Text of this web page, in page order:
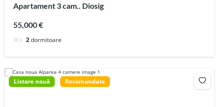
Apartament 3 cam.. Diosig
55,000 €
2dormitoare
Listare nouă Recomandate